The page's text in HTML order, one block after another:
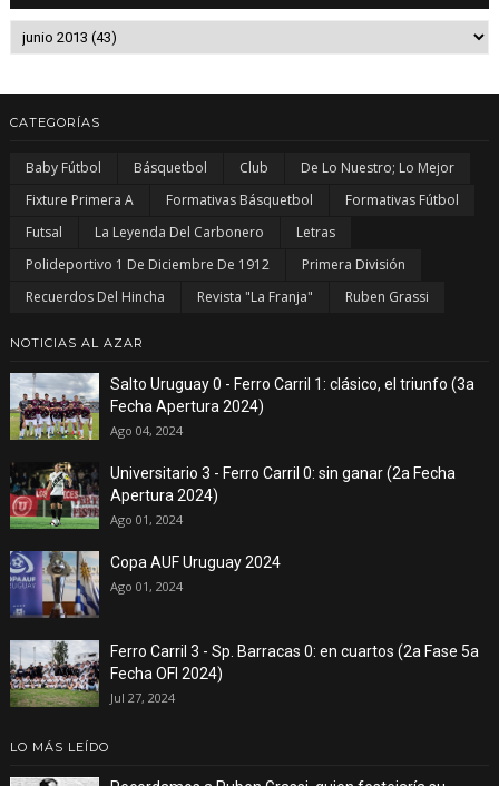
CATEGORÍAS
Baby Fútbol Básquetbol Club
De Lo Nuestro; Lo Mejor
Fixture Primera A
Formativas Básquetbol
Formativas Fútbol
Futsal
La Leyenda Del Carbonero
Letras
Polideportivo 1 De Diciembre De 1912
Primera División
Recuerdos Del Hincha
Revista "La Franja" Ruben Grassi
NOTICIAS AL AZAR
Salto Uruguay 0 - Ferro Carril 1: clásico, el triunfo (3a
Fecha Apertura 2024)
Ago 04, 2024
Universitario 3 - Ferro Carril 0: sin ganar (2a Fecha
Apertura 2024)
Ago 01, 2024
Copa AUF Uruguay 2024
Ago 01, 2024
Ferro Carril 3 - Sp. Barracas 0: en cuartos (2a Fase 5a
Fecha OFI 2024)
Jul 27, 2024
LO MÁS LEÍDO